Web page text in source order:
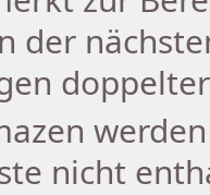
der
nicht